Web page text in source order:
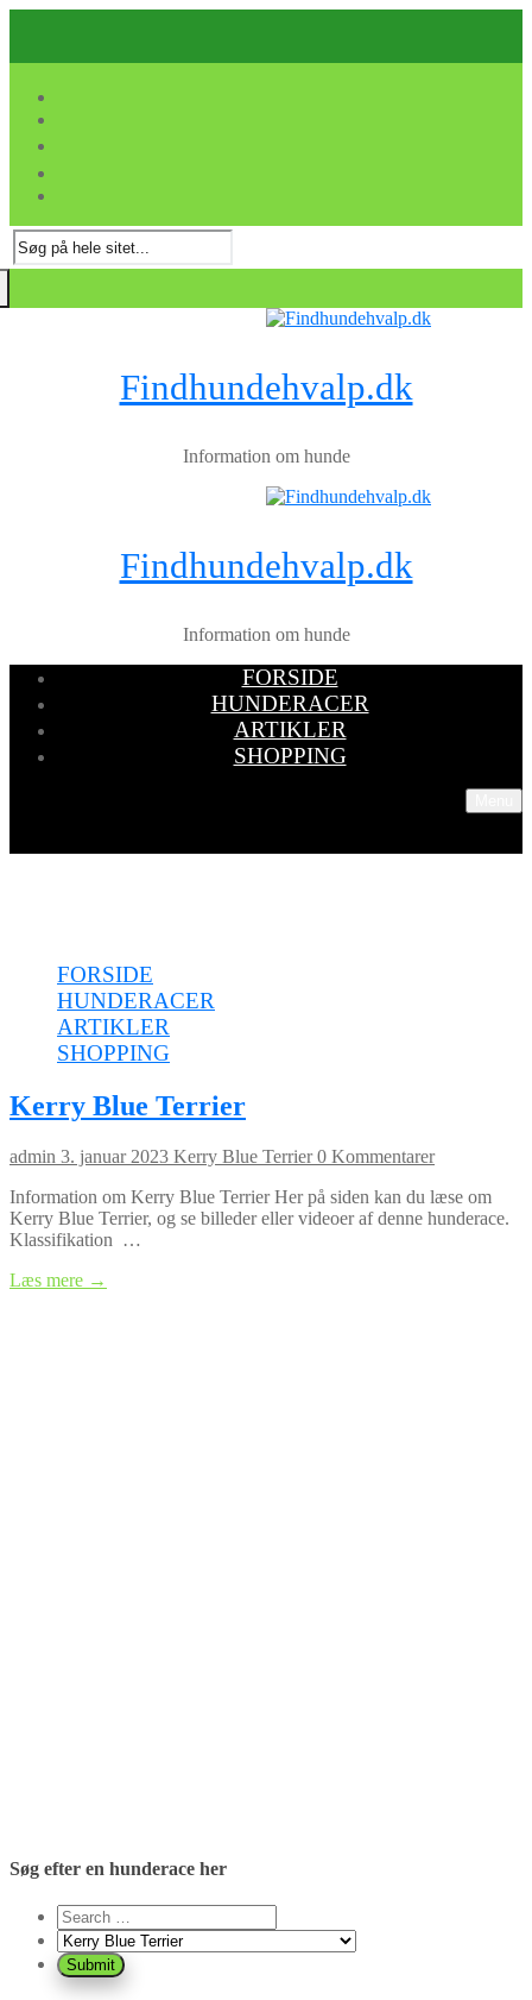
indhold
Søg
efter:
Findhundehvalp.dk
Information om hunde
Findhundehvalp.dk
Information om hunde
FORSIDE
HUNDERACER
ARTIKLER
SHOPPING
FORSIDE
HUNDERACER
ARTIKLER
SHOPPING
Kerry Blue Terrier
admin 3. januar 2023 Kerry Blue Terrier0 Kommentarer
Information om Kerry Blue Terrier Her på siden kan du læse om
Kerry Blue Terrier, og se billeder eller videoer af denne hunderace.
Klassifikation …
Læs mere →
Søg efter en hunderace her